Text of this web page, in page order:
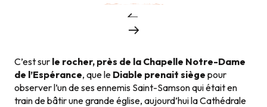
C’est sur le rocher, près de la Chapelle Notre-Dame
de l’Espérance, que le Diable prenait siège pour
observer l’un de ses ennemis Saint-Samson qui était en
train de bâtir une grande église, aujourd’hui la Cathédrale